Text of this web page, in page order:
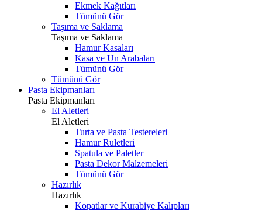
Ekmek Kağıtları
Tümünü Gör
Taşıma ve Saklama
Taşıma ve Saklama
Hamur Kasaları
Kasa ve Un Arabaları
Tümünü Gör
Tümünü Gör
Pasta Ekipmanları
Pasta Ekipmanları
El Aletleri
El Aletleri
Turta ve Pasta Testereleri
Hamur Ruletleri
Spatula ve Paletler
Pasta Dekor Malzemeleri
Tümünü Gör
Hazırlık
Hazırlık
Kopatlar ve Kurabiye Kalıpları